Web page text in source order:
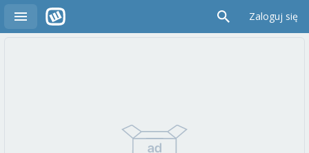
Zaloguj się